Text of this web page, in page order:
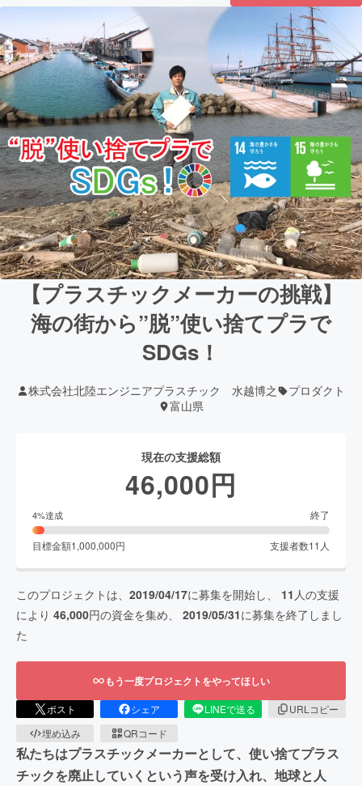
【プラスチックメーカーの挑戦】
海の街から”脱”使い捨てプラで
SDGs！
株式会社北陸エンジニアプラスチック 水越博之
プロダクト
富山県
現在の支援総額
46,000円
4%達成 終了
目標金額1,000,000円 支援者数11 人
このプロジェクトは、 2019/04/17に募集を開始し、 11 人の支援
により 46,000円の資金を集め、 2019/05/31に募集を終了しまし
た
もう一度プロジェクトをやってほしい
ポスト シェア LINEで送る
URLコピー
埋め込み
QRコード
私たちはプラスチックメーカーとして、使い捨てプラス
チックを廃止していくという声を受け入れ、地球と人